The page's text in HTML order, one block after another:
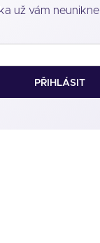
už vám neunikne